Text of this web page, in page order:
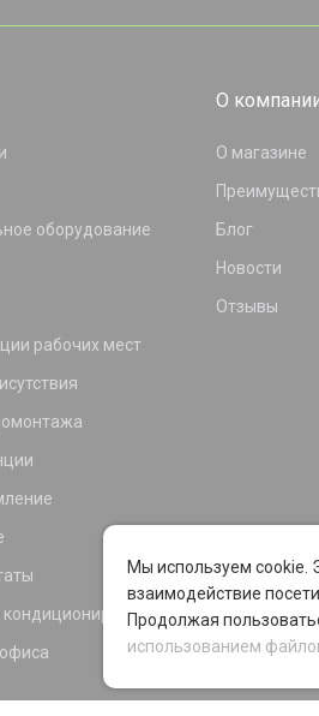
оборудование
рабочих мест
О
О магазине
Блог
Новости
Отзывы
Мы используем cookie.
взаимодействие
Продолжая
использованием